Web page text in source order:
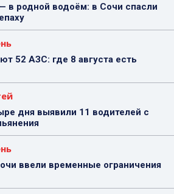
в родной водоём: в Сочи спасли
52 АЗС: где 8 августа есть
дня выявили 11 водителей с
ввели временные ограничения